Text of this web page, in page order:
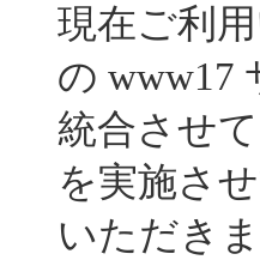
現在ご利
の www17
統合させ
を実施さ
いただきま